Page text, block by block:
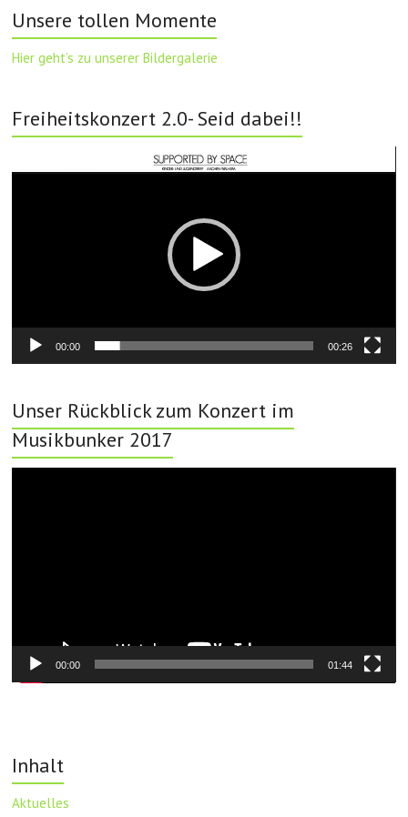
Unsere tollen Momente
Hier geht’s zu unserer Bildergalerie
Freiheitskonzert 2.0- Seid dabei!!
Player
00:00 00:26
Unser Rückblick zum Konzert im
Musikbunker 2017
00:00 01:44
Inhalt
Aktuelles